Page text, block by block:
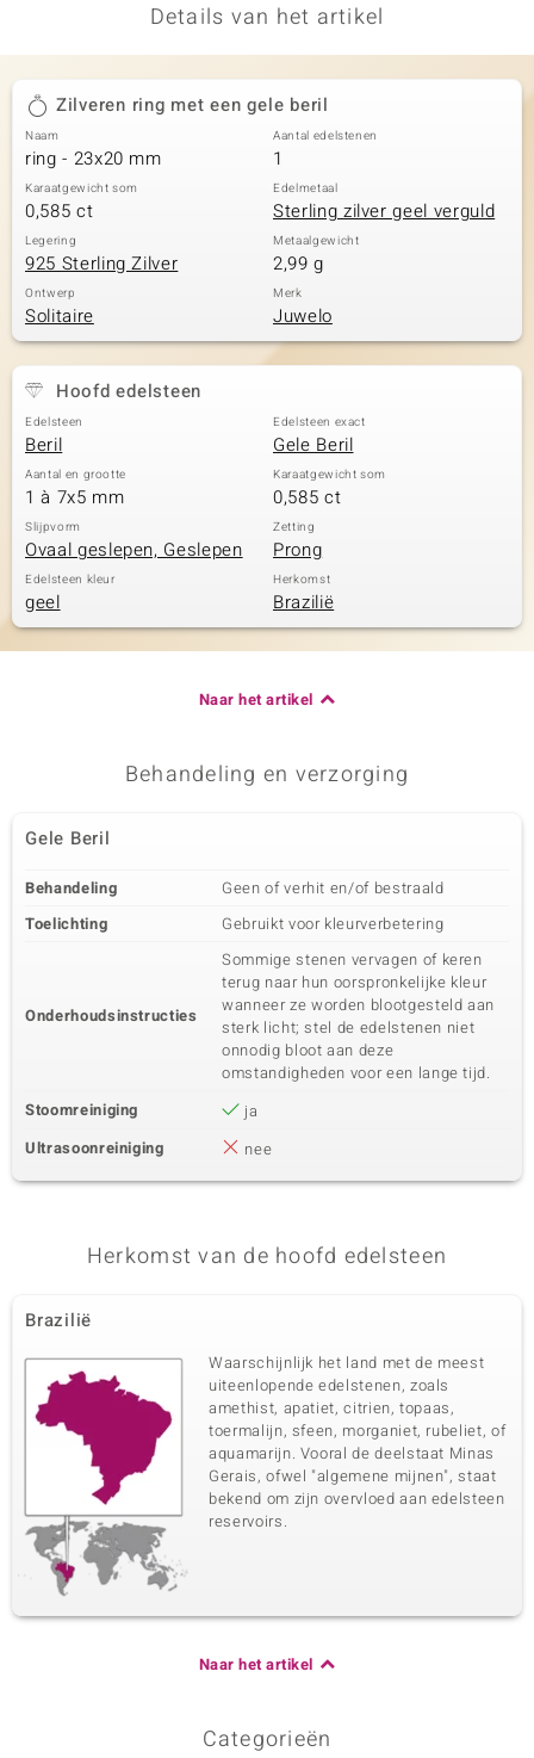
Details van het artikel
Zilveren ring met een gele beril
Naam
ring - 23x20 mm
Aantal edelstenen
1
Karaatgewicht som
0,585 ct
Edelmetaal
Sterling zilver geel verguld
Legering
925 Sterling Zilver
Metaalgewicht
2,99 g
Ontwerp
Solitaire
Merk
Juwelo
Hoofd edelsteen
Edelsteen
Beril
Edelsteen exact
Gele Beril
Aantal en grootte
1 à 7x5 mm
Karaatgewicht som
0,585 ct
Slijpvorm
Ovaal geslepen, Geslepen
Zetting
Prong
Edelsteen kleur
geel
Herkomst
Brazilië
Naar het artikel
Behandeling en verzorging
Gele Beril
Behandeling
Geen of verhit en/of bestraald
Toelichting
Gebruikt voor kleurverbetering
Onderhoudsinstructies
Sommige stenen vervagen of keren
terug naar hun oorspronkelijke kleur
wanneer ze worden blootgesteld aan
sterk licht; stel de edelstenen niet
onnodig bloot aan deze
omstandigheden voor een lange tijd.
Stoomreiniging
ja
Ultrasoonreiniging
nee
Herkomst van de hoofd edelsteen
Brazilië
Waarschijnlijk het land met de meest
uiteenlopende edelstenen, zoals
amethist, apatiet, citrien, topaas,
toermalijn, sfeen, morganiet, rubeliet, of
aquamarijn. Vooral de deelstaat Minas
Gerais, ofwel "algemene mijnen", staat
bekend om zijn overvloed aan edelsteen
reservoirs.
Naar het artikel
Categorieën